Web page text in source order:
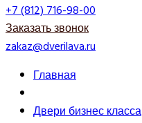
+7 (812) 716-98-00
Заказать звонок
zakaz@dverilava.ru
Главная
Двери бизнес класса